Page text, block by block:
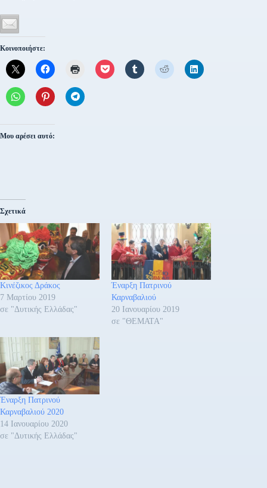
Κοινοποιήστε:
Μου αρέσει αυτό:
Σχετικά
Κινέζικος Δράκος
7 Μαρτίου 2019
σε "Δυτικής Ελλάδας"
Έναρξη Πατρινού
Καρναβαλιού
20 Ιανουαρίου 2019
σε "ΘΕΜΑΤΑ"
Έναρξη Πατρινού
Καρναβαλιού 2020
14 Ιανουαρίου 2020
σε "Δυτικής Ελλάδας"